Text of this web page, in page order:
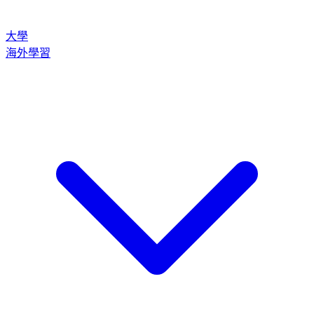
大學
海外學習